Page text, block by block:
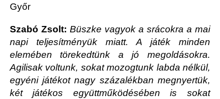
Győr
Szabó Zsolt: Büszke vagyok a srácokra a mai
napi teljesítményük miatt. A játék minden
elemében törekedtünk a jó megoldásokra.
Agilisak voltunk, sokat mozogtunk labda nélkül,
egyéni játékot nagy százalékban megnyertük,
két játékos együttműködésében is sokat